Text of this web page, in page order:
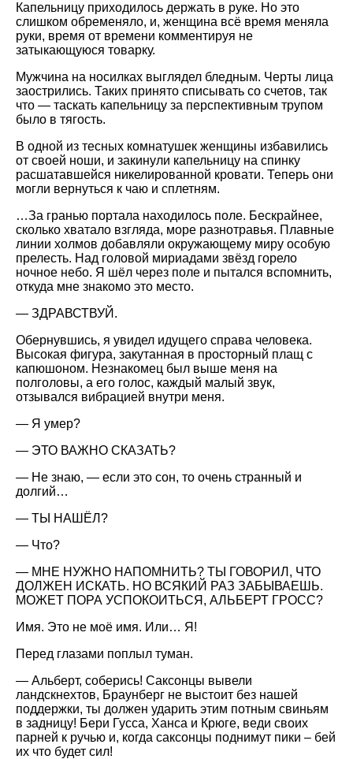
Капельницу приходилось держать в руке. Но это
слишком обременяло, и, женщина всё время меняла
руки, время от времени комментируя не
затыкающуюся товарку.
Мужчина на носилках выглядел бледным. Черты лица
заострились. Таких принято списывать со счетов, так
что — таскать капельницу за перспективным трупом
было в тягость.
В одной из тесных комнатушек женщины избавились
от своей ноши, и закинули капельницу на спинку
расшатавшейся никелированной кровати. Теперь они
могли вернуться к чаю и сплетням.
…За гранью портала находилось поле. Бескрайнее,
сколько хватало взгляда, море разнотравья. Плавные
линии холмов добавляли окружающему миру особую
прелесть. Над головой мириадами звёзд горело
ночное небо. Я шёл через поле и пытался вспомнить,
откуда мне знакомо это место.
— ЗДРАВСТВУЙ.
Обернувшись, я увидел идущего справа человека.
Высокая фигура, закутанная в просторный плащ с
капюшоном. Незнакомец был выше меня на
полголовы, а его голос, каждый малый звук,
отзывался вибрацией внутри меня.
— Я умер?
— ЭТО ВАЖНО СКАЗАТЬ?
— Не знаю, — если это сон, то очень странный и
долгий…
— ТЫ НАШЁЛ?
— Что?
— МНЕ НУЖНО НАПОМНИТЬ? ТЫ ГОВОРИЛ, ЧТО
ДОЛЖЕН ИСКАТЬ. НО ВСЯКИЙ РАЗ ЗАБЫВАЕШЬ.
МОЖЕТ ПОРА УСПОКОИТЬСЯ, АЛЬБЕРТ ГРОСС?
Имя. Это не моё имя. Или… Я!
Перед глазами поплыл туман.
— Альберт, соберись! Саксонцы вывели
ландскнехтов, Браунберг не выстоит без нашей
поддержки, ты должен ударить этим потным свиньям
в задницу! Бери Гусса, Ханса и Крюге, веди своих
парней к ручью и, когда саксонцы поднимут пики – бей
их что будет сил!